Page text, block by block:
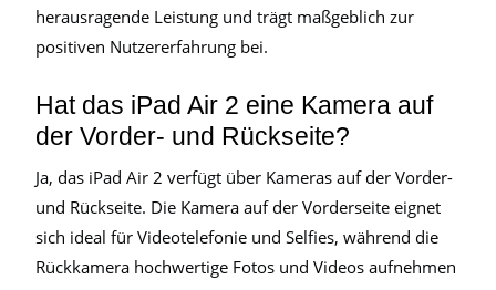
herausragende Leistung und trägt maßgeblich zur
positiven Nutzererfahrung bei.
Hat das iPad Air 2 eine Kamera auf
der Vorder- und Rückseite?
Ja, das iPad Air 2 verfügt über Kameras auf der Vorder-
und Rückseite. Die Kamera auf der Vorderseite eignet
sich ideal für Videotelefonie und Selfies, während die
Rückkamera hochwertige Fotos und Videos aufnehmen